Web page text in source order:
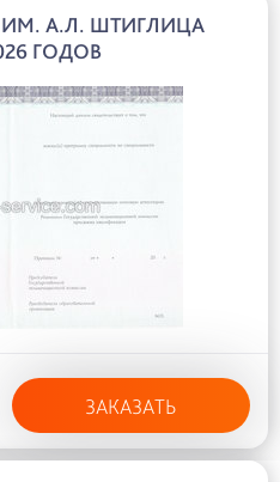
А.Л. ШТИГЛИЦА
ГОДОВ
ЗАКАЗАТЬ